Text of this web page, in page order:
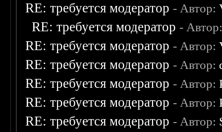
RE: требуется модератор - Автор:
RE: требуется модератор -
RE: требуется модератор - Автор:
RE: требуется модератор - Автор:
RE: требуется модератор - Автор:
RE: требуется модератор - Автор:
RE: требуется модератор - Автор: